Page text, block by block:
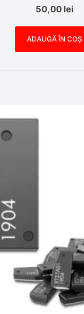
50,00 lei
ADAUGĂ ÎN COȘ